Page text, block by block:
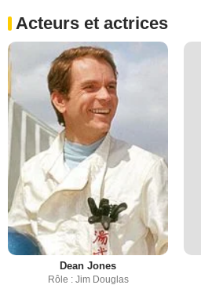
Acteurs et actrices
Dean Jones
Rôle : Jim Douglas